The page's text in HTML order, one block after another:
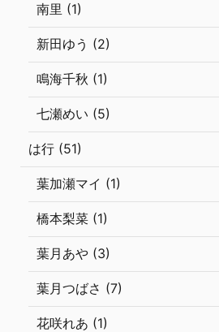
南里 (1)
新田ゆう (2)
鳴海千秋 (1)
七瀬めい (5)
は行 (51)
葉加瀬マイ (1)
橋本梨菜 (1)
葉月あや (3)
葉月つばさ (7)
花咲れあ (1)